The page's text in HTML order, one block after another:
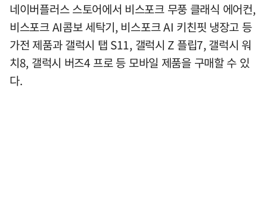
네이버플러스 스토어에서 비스포크 무풍 클래식 에어컨,
비스포크 AI콤보 세탁기, 비스포크 AI 키친핏 냉장고 등
가전 제품과 갤럭시 탭 S11, 갤럭시 Z 플립7, 갤럭시 워
치8, 갤럭시 버즈4 프로 등 모바일 제품을 구매할 수 있
다.